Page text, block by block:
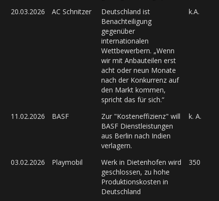
20.03.2026 AC Schnitzer
Deutschland ist
Benachteiligung
gegenüber
internationalen
Wettbewerbern. „Wenn
wir mit Anbauteilen erst
acht oder neun Monate
nach der Konkurrenz auf
den Markt kommen,
spricht das für sich.“
k.A.
11.02.2026 BASF
Zur "Kosteneffizienz" will
BASF Dienstleistungen
aus Berlin nach Indien
verlagern.
k. A.
03.02.2026 Playmobil
Werk in Dietenhofen wird
geschlossen, zu hohe
Produktionskosten in
Deutschland
350